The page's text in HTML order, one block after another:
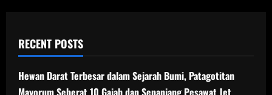
RECENT POSTS
Hewan Darat Terbesar dalam Sejarah Bumi, Patagotitan